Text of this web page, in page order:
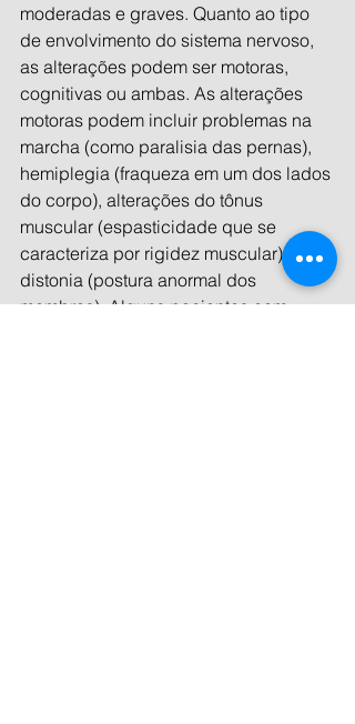
moderadas e graves. Quanto ao tipo
de envolvimento do sistema nervoso,
as alterações podem ser motoras,
cognitivas ou ambas. As alterações
motoras podem incluir problemas na
marcha (como paralisia das pernas),
hemiplegia (fraqueza em um dos lados
do corpo), alterações do tônus
muscular (espasticidade que se
caracteriza por rigidez muscular) e
distonia (postura anormal dos
membros). Alguns pacientes com